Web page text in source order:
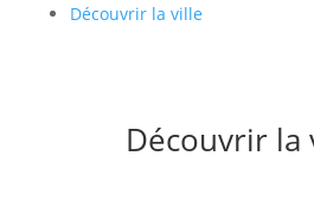
Découvrir la ville
Découvrir la